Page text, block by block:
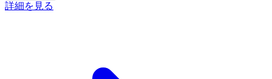
詳細を見る